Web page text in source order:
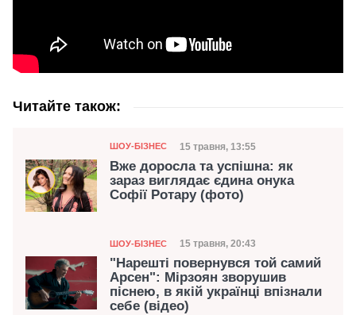
Читайте також:
Категорія
ШОУ-БІЗНЕС Дата публікації
15 травня, 13:55
Вже доросла та успішна: як
зараз виглядає єдина онука
Софії Ротару (фото)
Категорія
ШОУ-БІЗНЕС Дата публікації
15 травня, 20:43
"Нарешті повернувся той самий
Арсен": Мірзоян зворушив
піснею, в якій українці впізнали
себе (відео)